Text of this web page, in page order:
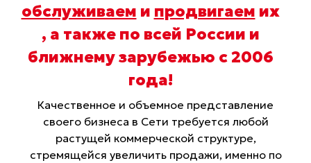
обслуживаем и продвигаем их
, а также по всей России и
ближнему зарубежью с 2006
года!
Качественное и объемное представление
своего бизнеса в Сети требуется любой
растущей коммерческой структуре,
стремящейся увеличить продажи, именно по